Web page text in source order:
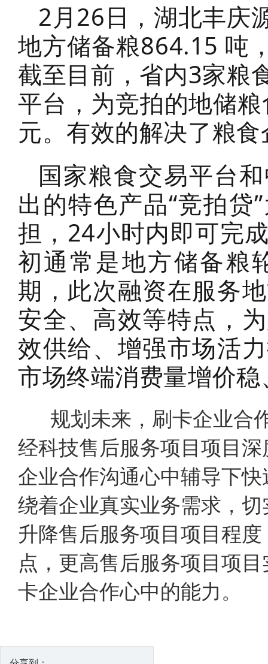
​2月26日，湖北丰庆
地方储备粮864.15 吨
截至目前，省内3家粮
平台，为竞拍的地储
元。有效的解决了粮
国家粮食交易平台
出的特色产品“竞拍贷
担，24小时内即可完
初通常是地方储备粮
期，此次融资在服务
安全、高效等特点，
效供给、增强市场活
市场终端消费量增价
规划未来，刷卡企业合
经科技售后服务项目项目
企业合作沟通心中辅导下
绕着企业真实业务需求，
升降售后服务项目项目程
点，更高售后服务项目项
卡企业合作心中的能力。